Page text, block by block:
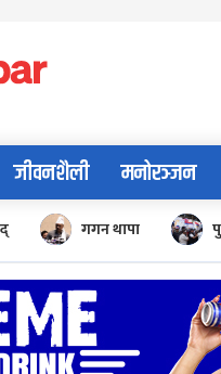
जीवनशैली मनोरञ्जन
गगन थापा